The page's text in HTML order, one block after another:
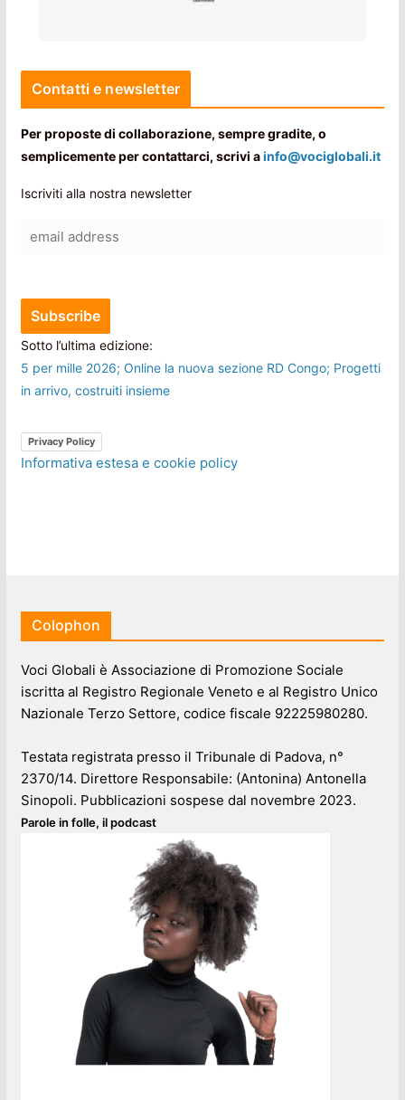
Contatti e newsletter
Per proposte di collaborazione, sempre gradite, o
semplicemente per contattarci, scrivi ainfo@vociglobali.it
Iscriviti alla nostra newsletter
Sotto l’ultima edizione:
5 per mille 2026; Online la nuova sezione RD Congo; Progetti
in arrivo, costruiti insieme
Privacy Policy
Informativa estesa e cookie policy
Colophon
Voci Globali è Associazione di Promozione Sociale
iscritta al Registro Regionale Veneto e al Registro Unico
Nazionale Terzo Settore, codice fiscale 92225980280.
Testata registrata presso il Tribunale di Padova, n°
2370/14. Direttore Responsabile: (Antonina) Antonella
Sinopoli. Pubblicazioni sospese dal novembre 2023.
Parole in folle, il podcast